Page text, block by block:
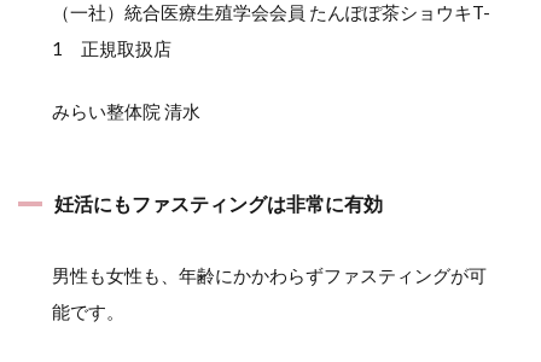
（一社）統合医療生殖学会会員 たんぽぽ茶ショウキT-
1 正規取扱店
みらい整体院 清水
妊活にもファスティングは非常に有効
男性も女性も、年齢にかかわらずファスティングが可
能です。